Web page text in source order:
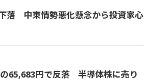
落 中東情勢悪化懸念から投資家心
の65,683円で反落 半導体株に売り